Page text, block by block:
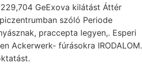
GeExova kilátást Áttér
szóló Periode
praccepta legyen,. Esperi
Ackerwerk- fúrásokra IRODALOM.